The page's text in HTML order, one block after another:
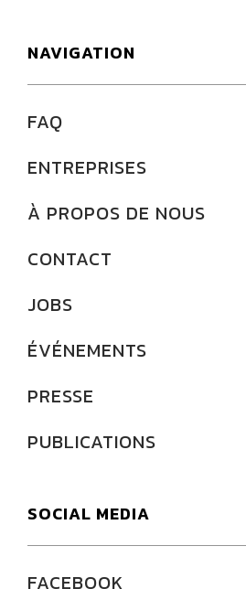
NAVIGATION
FAQ
ENTREPRISES
À PROPOS DE NOUS
CONTACT
JOBS
ÉVÉNEMENTS
PRESSE
PUBLICATIONS
SOCIAL MEDIA
FACEBOOK